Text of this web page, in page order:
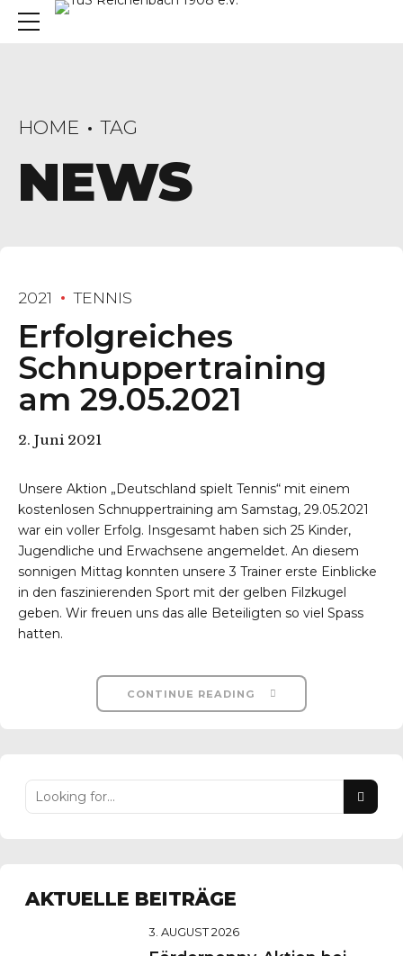
Reichenbach
HOME TAG
NEWS
2021 TENNIS
Erfolgreiches
Schnuppertraining
am 29.05.2021
2. Juni 2021
Unsere Aktion „Deutschland spielt Tennis“ mit einem
kostenlosen Schnuppertraining am Samstag, 29.05.2021
war ein voller Erfolg. Insgesamt haben sich 25 Kinder,
Jugendliche und Erwachsene angemeldet. An diesem
sonnigen Mittag konnten unsere 3 Trainer erste Einblicke
in den faszinierenden Sport mit der gelben Filzkugel
geben. Wir freuen uns das alle Beteiligten so viel Spass
hatten.
CONTINUE READING
AKTUELLE BEITRÄGE
3. AUGUST 2026